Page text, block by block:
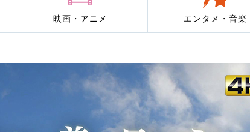
映画・アニメ エンタメ・音楽